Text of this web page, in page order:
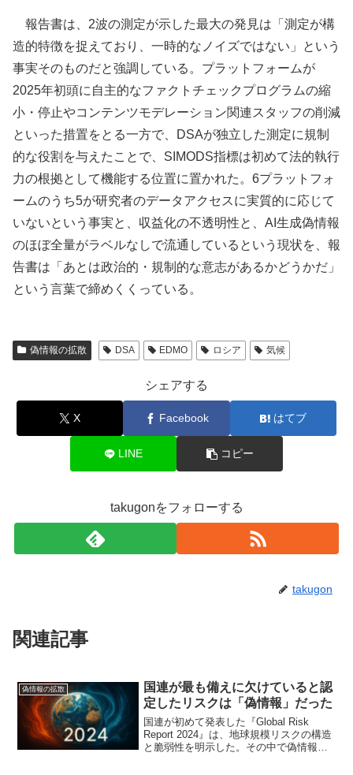
報告書は、2波の測定が示した最大の発見は「測定が構
造的特徴を捉えており、一時的なノイズではない」という
事実そのものだと強調している。プラットフォームが
2025年初頭に自主的なファクトチェックプログラムの縮
小・停止やコンテンツモデレーション関連スタッフの削減
といった措置をとる一方で、DSAが独立した測定に規制
的な役割を与えたことで、SIMODS指標は初めて法的執行
力の根拠として機能する位置に置かれた。6プラットフォ
ームのうち5が研究者のデータアクセスに実質的に応じて
いないという事実と、収益化の不透明性と、AI生成偽情報
のほぼ全量がラベルなしで流通しているという現状を、報
告書は「あとは政治的・規制的な意志があるかどうかだ」
という言葉で締めくくっている。
偽情報の拡散 DSA EDMO ロシア 気候
シェアする
X Facebook はてブ
LINE コピー
takugonをフォローする
takugon
関連記事
偽情報の拡散
国連が最も備えに欠けていると認
定したリスクは「偽情報」だった
国連が初めて発表した『Global Risk
Report 2024』は、地球規模リスクの構造
と脆弱性を明示した。その中で偽情報